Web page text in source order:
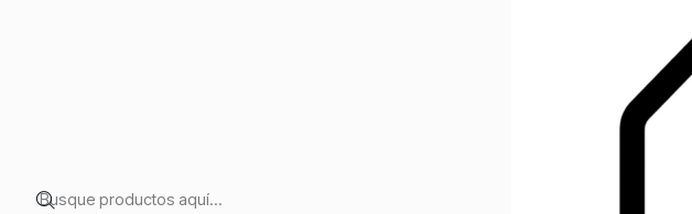
Envío
Camisa Blanca Niño Para Trajes Típicos De Fiestas